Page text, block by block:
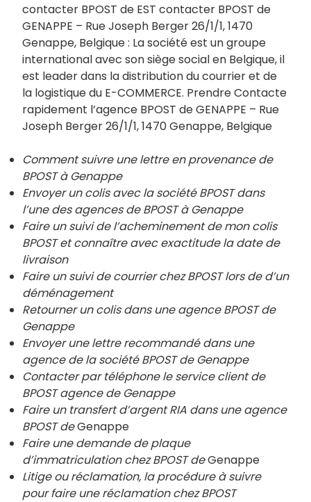
contacter BPOST de EST contacter BPOST de
GENAPPE – Rue Joseph Berger 26/1/1, 1470
Genappe, Belgique : La société est un groupe
international avec son siège social en Belgique, il
est leader dans la distribution du courrier et de
la logistique du E-COMMERCE. Prendre Contacte
rapidement l’agence BPOST de GENAPPE – Rue
Joseph Berger 26/1/1, 1470 Genappe, Belgique
Comment suivre une lettre en provenance de
BPOST à Genappe
Envoyer un colis avec la société BPOST dans
l’une des agences de BPOST à Genappe
Faire un suivi de l’acheminement de mon colis
BPOST et connaître avec exactitude la date de
livraison
Faire un suivi de courrier chez BPOST lors de d’un
déménagement
Retourner un colis dans une agence BPOST de
Genappe
Envoyer une lettre recommandé dans une
agence de la société BPOST de Genappe
Contacter par téléphone le service client de
BPOST agence de Genappe
Faire un transfert d’argent RIA dans une agence
BPOST deGenappe
Faire une demande de plaque
d’immatriculation chez BPOST deGenappe
Litige ou réclamation, la procédure à suivre
pour faire une réclamation chez BPOST